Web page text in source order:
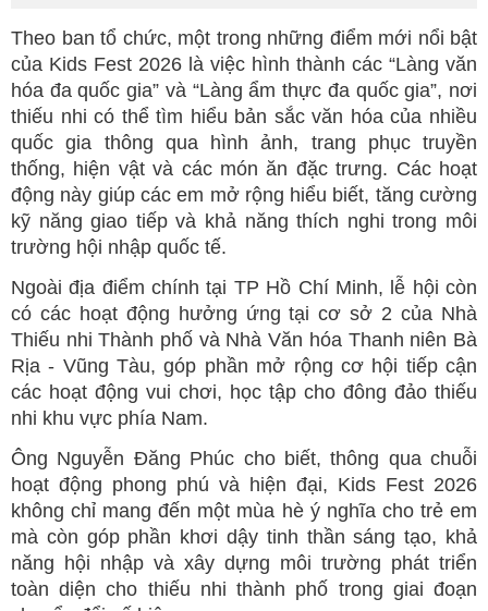
Theo ban tổ chức, một trong những điểm mới nổi bật
của Kids Fest 2026 là việc hình thành các “Làng văn
hóa đa quốc gia” và “Làng ẩm thực đa quốc gia”, nơi
thiếu nhi có thể tìm hiểu bản sắc văn hóa của nhiều
quốc gia thông qua hình ảnh, trang phục truyền
thống, hiện vật và các món ăn đặc trưng. Các hoạt
động này giúp các em mở rộng hiểu biết, tăng cường
kỹ năng giao tiếp và khả năng thích nghi trong môi
trường hội nhập quốc tế.
Ngoài địa điểm chính tại TP Hồ Chí Minh, lễ hội còn
có các hoạt động hưởng ứng tại cơ sở 2 của Nhà
Thiếu nhi Thành phố và Nhà Văn hóa Thanh niên Bà
Rịa - Vũng Tàu, góp phần mở rộng cơ hội tiếp cận
các hoạt động vui chơi, học tập cho đông đảo thiếu
nhi khu vực phía Nam.
Ông Nguyễn Đăng Phúc cho biết, thông qua chuỗi
hoạt động phong phú và hiện đại, Kids Fest 2026
không chỉ mang đến một mùa hè ý nghĩa cho trẻ em
mà còn góp phần khơi dậy tinh thần sáng tạo, khả
năng hội nhập và xây dựng môi trường phát triển
toàn diện cho thiếu nhi thành phố trong giai đoạn